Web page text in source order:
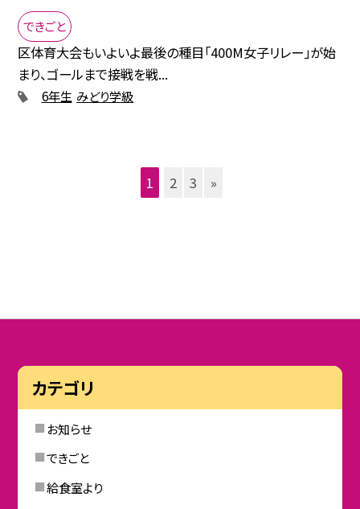
できごと
区体育大会もいよいよ最後の種目「400M女子リレー」が始
まり、ゴールまで接戦を戦...
6年生 みどり学級
1 2 3 »
カテゴリ
お知らせ
できごと
給食室より